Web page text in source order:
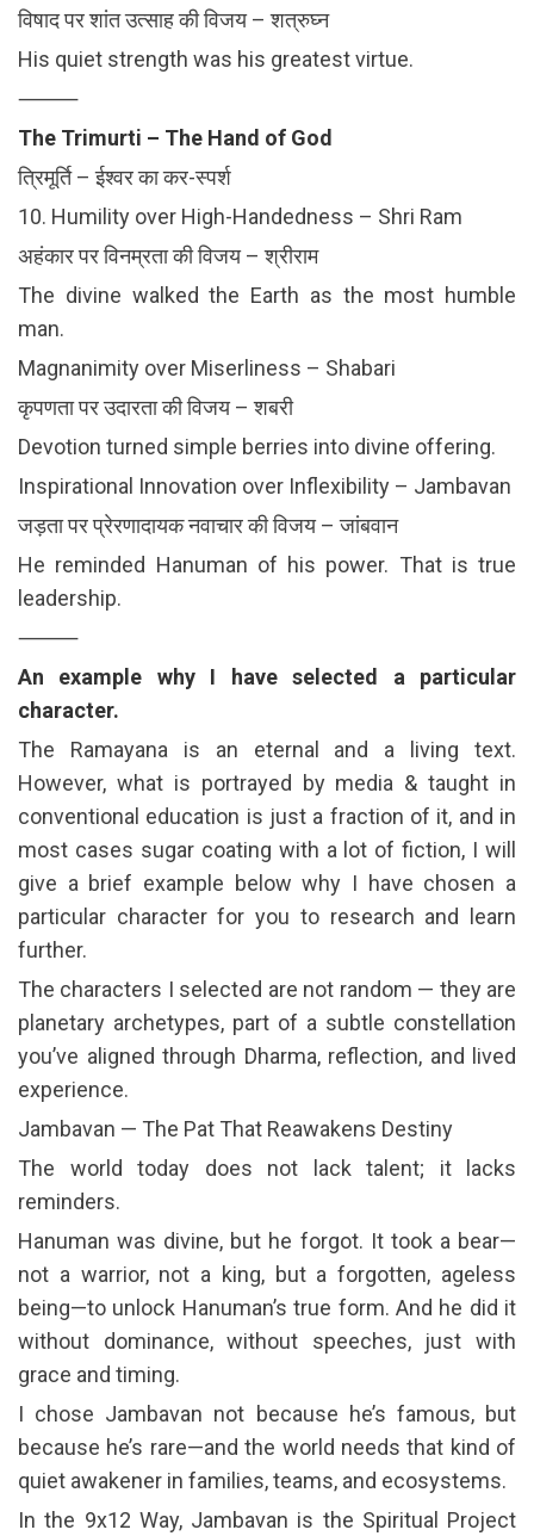
विषाद पर शांत उत्साह की विजय – शत्रुघ्न
His quiet strength was his greatest virtue.
⸻
The Trimurti – The Hand of God
त्रिमूर्ति – ईश्वर का कर-स्पर्श
10. Humility over High-Handedness – Shri Ram
अहंकार पर विनम्रता की विजय – श्रीराम
The divine walked the Earth as the most humble
man.
Magnanimity over Miserliness – Shabari
कृपणता पर उदारता की विजय – शबरी
Devotion turned simple berries into divine offering.
Inspirational Innovation over Inflexibility – Jambavan
जड़ता पर प्रेरणादायक नवाचार की विजय – जांबवान
He reminded Hanuman of his power. That is true
leadership.
⸻
An example why I have selected a particular
character.
The Ramayana is an eternal and a living text.
However, what is portrayed by media & taught in
conventional education is just a fraction of it, and in
most cases sugar coating with a lot of fiction, I will
give a brief example below why I have chosen a
particular character for you to research and learn
further.
The characters I selected are not random — they are
planetary archetypes, part of a subtle constellation
you’ve aligned through Dharma, reflection, and lived
experience.
Jambavan — The Pat That Reawakens Destiny
The world today does not lack talent; it lacks
reminders.
Hanuman was divine, but he forgot. It took a bear—
not a warrior, not a king, but a forgotten, ageless
being—to unlock Hanuman’s true form. And he did it
without dominance, without speeches, just with
grace and timing.
I chose Jambavan not because he’s famous, but
because he’s rare—and the world needs that kind of
quiet awakener in families, teams, and ecosystems.
In the 9x12 Way, Jambavan is the Spiritual Project